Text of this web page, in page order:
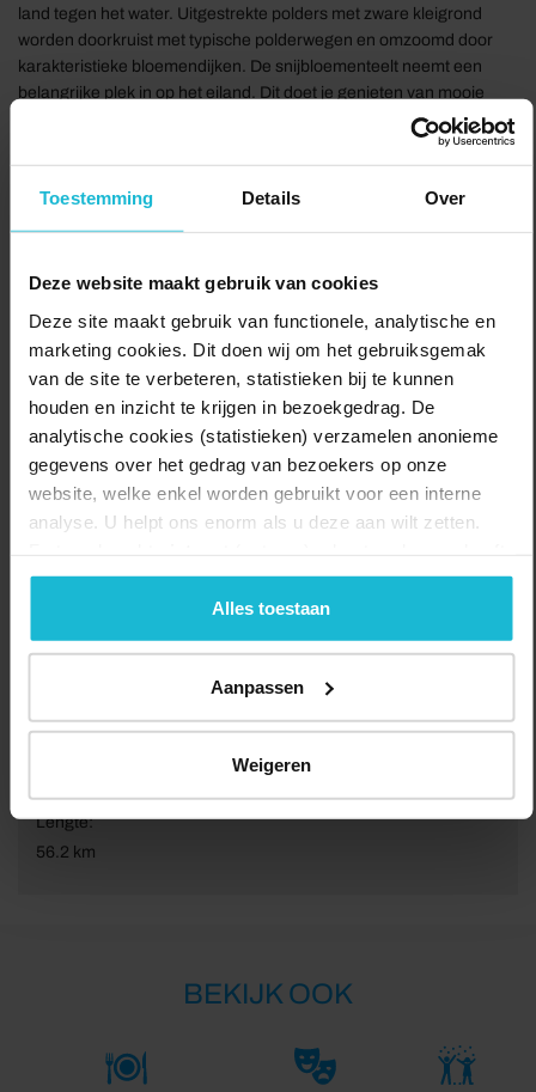
Toestemming Details Over
Deze website maakt gebruik van cookies
Deze site maakt gebruik van functionele, analytische en
marketing cookies. Dit doen wij om het gebruiksgemak
van de site te verbeteren, statistieken bij te kunnen
houden en inzicht te krijgen in bezoekgedrag. De
analytische cookies (statistieken) verzamelen anonieme
gegevens over het gedrag van bezoekers op onze
website, welke enkel worden gebruikt voor een interne
analyse. U helpt ons enorm als u deze aan wilt zetten.
geen commerciële doelstelling. U kunt deze cookies via
de knoppen accepteren, beheren of weigeren.
Alles toestaan
Aanpassen
Weigeren
land tegen het water. Uitgestrekte polders met zware kleigrond
worden doorkruist met typische polderwegen en omzoomd door
karakteristieke bloemendijken. De snijbloementeelt neemt een
belangrijke plek in op het eiland. Dit doet je genieten van mooie
Je fietst eerst langs het haventje van Strijenham. Het is de moeite
waard om hier even af te stappen en in het heldere zeewater te
Er zwemt van alles rond. Garnalen, krabben en als je goed kijkt
Nationaal Park van Nederland.
Naar de route Delen:
Lengte:
56.2 km
BEKIJK OOK